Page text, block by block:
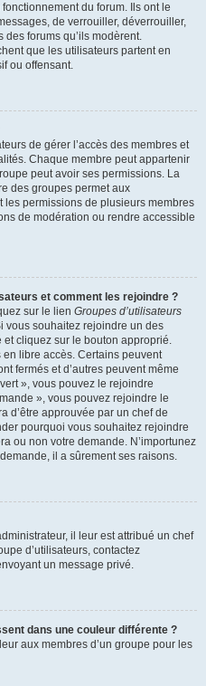
du forum. Ils ont le
de verrouiller, déverrouiller,
forums qu’ils modèrent.
que les utilisateurs partent en
ou offensant.
de gérer l’accès des membres et
Chaque membre peut appartenir
peut avoir ses permissions. La
des groupes permet aux
permissions de plusieurs membres
de modération ou rendre accessible
et comment les rejoindre ?
sur le lien Groupes d’utilisateurs
vous souhaitez rejoindre un des
cliquez sur le bouton approprié.
libre accès. Certains peuvent
fermés et d’autres peuvent même
», vous pouvez le rejoindre
», vous pouvez rejoindre le
d’être approuvée par un chef de
pourquoi vous souhaitez rejoindre
ou non votre demande. N’importunez
il a sûrement ses raisons.
il leur est attribué un chef
d’utilisateurs, contactez
un message privé.
dans une couleur différente ?
aux membres d’un groupe pour les